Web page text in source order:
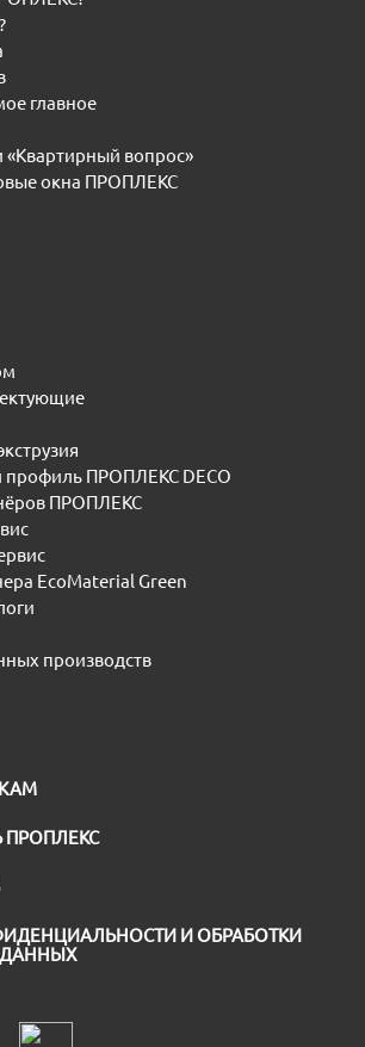
главное
вопрос»
окна ПРОПЛЕКС
ПРОПЛЕКС DECO
ПРОПЛЕКС
EcoMaterial Green
производств
ПРОПЛЕКС
И ОБРАБОТКИ